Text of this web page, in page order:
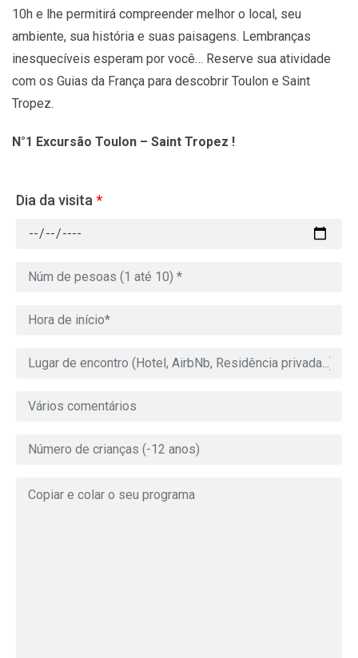
10h e lhe permitirá compreender melhor o local, seu
ambiente, sua história e suas paisagens. Lembranças
inesquecíveis esperam por você… Reserve sua atividade
com os Guias da França para descobrir Toulon e Saint
Tropez.
N°1 Excursão Toulon – Saint Tropez !
Dia da visita *